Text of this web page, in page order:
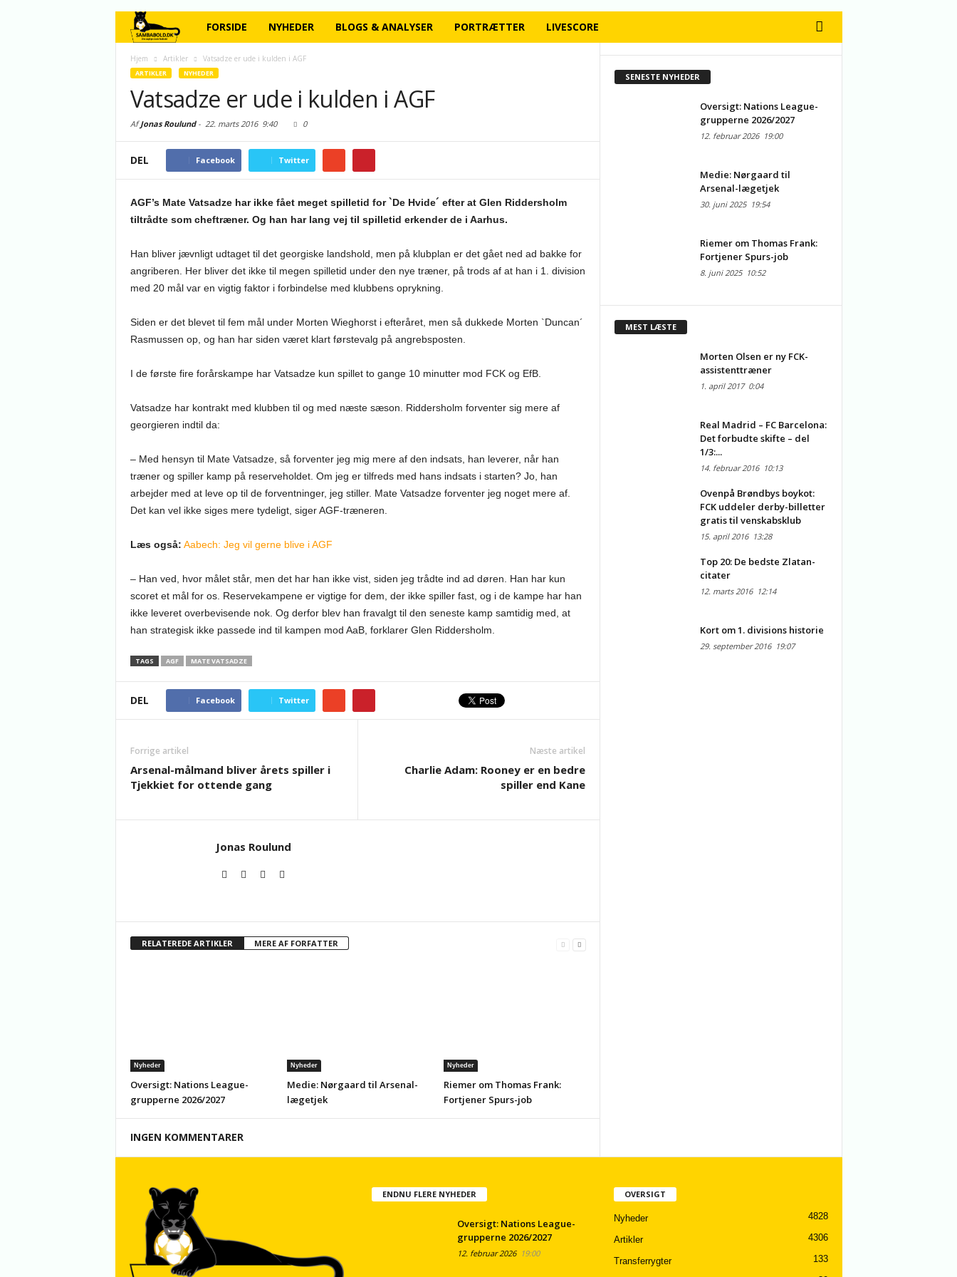
FORSIDE NYHEDER BLOGS & ANALYSER PORTRÆTTER LIVESCORE
Hjem Artikler Vatsadze er ude i kulden i AGF
ARTIKLER NYHEDER
Vatsadze er ude i kulden i AGF
AfJonas Roulund- 22. marts 20169:40 0
DEL Facebook Twitter
AGF’s Mate Vatsadze har ikke fået meget spilletid for `De Hvide´ efter at Glen Riddersholm
tiltrådte som cheftræner. Og han har lang vej til spilletid erkender de i Aarhus.
Han bliver jævnligt udtaget til det georgiske landshold, men på klubplan er det gået ned ad bakke for
angriberen. Her bliver det ikke til megen spilletid under den nye træner, på trods af at han i 1. division
med 20 mål var en vigtig faktor i forbindelse med klubbens oprykning.
Siden er det blevet til fem mål under Morten Wieghorst i efteråret, men så dukkede Morten `Duncan´
Rasmussen op, og han har siden været klart førstevalg på angrebsposten.
I de første fire forårskampe har Vatsadze kun spillet to gange 10 minutter mod FCK og EfB.
Vatsadze har kontrakt med klubben til og med næste sæson. Riddersholm forventer sig mere af
georgieren indtil da:
– Med hensyn til Mate Vatsadze, så forventer jeg mig mere af den indsats, han leverer, når han
træner og spiller kamp på reserveholdet. Om jeg er tilfreds med hans indsats i starten? Jo, han
arbejder med at leve op til de forventninger, jeg stiller. Mate Vatsadze forventer jeg noget mere af.
Det kan vel ikke siges mere tydeligt, siger AGF-træneren.
Læs også: Aabech: Jeg vil gerne blive i AGF
– Han ved, hvor målet står, men det har han ikke vist, siden jeg trådte ind ad døren. Han har kun
scoret et mål for os. Reservekampene er vigtige for dem, der ikke spiller fast, og i de kampe har han
ikke leveret overbevisende nok. Og derfor blev han fravalgt til den seneste kamp samtidig med, at
han strategisk ikke passede ind til kampen mod AaB, forklarer Glen Riddersholm.
TAGS AGF MATE VATSADZE
DEL Facebook Twitter
Forrige artikel
Arsenal-målmand bliver årets spiller i
Tjekkiet for ottende gang
Næste artikel
Charlie Adam: Rooney er en bedre
spiller end Kane
Jonas Roulund
RELATEREDE ARTIKLER MERE AF FORFATTER
Nyheder
Oversigt: Nations League-
grupperne 2026/2027
Nyheder
Medie: Nørgaard til Arsenal-
lægetjek
Nyheder
Riemer om Thomas Frank:
Fortjener Spurs-job
INGEN KOMMENTARER
SENESTE NYHEDER
Oversigt: Nations League-
grupperne 2026/2027
12. februar 202619:00
Medie: Nørgaard til
Arsenal-lægetjek
30. juni 202519:54
Riemer om Thomas Frank:
Fortjener Spurs-job
8. juni 202510:52
MEST LÆSTE
Morten Olsen er ny FCK-
assistenttræner
1. april 20170:04
Real Madrid – FC Barcelona:
Det forbudte skifte – del
1/3:...
14. februar 201610:13
Ovenpå Brøndbys boykot:
FCK uddeler derby-billetter
gratis til venskabsklub
15. april 201613:28
Top 20: De bedste Zlatan-
citater
12. marts 201612:14
Kort om 1. divisions historie
29. september 201619:07
ENDNU FLERE NYHEDER
Oversigt: Nations League-
grupperne 2026/2027
12. februar 202619:00
OVERSIGT
Nyheder 4828
Artikler 4306
Transferrygter 133